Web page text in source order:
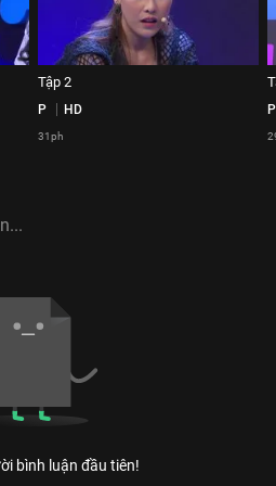
Tập 2
P HD
31ph
P
bình luận đầu tiên!